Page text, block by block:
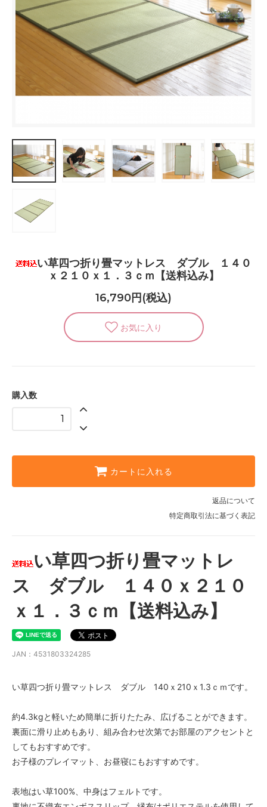
い草四つ折り畳マットレス ダブル １４０
ｘ２１０ｘ１．３ｃｍ【送料込み】
16,790円(税込)
購入数
カートに入れる
返品について
特定商取引法に基づく表記
い草四つ折り畳マットレ
ス ダブル １４０ｘ２１０
ｘ１．３ｃｍ【送料込み】
JAN：4531803324285
い草四つ折り畳マットレス ダブル 140ｘ210ｘ1.3ｃｍです。
約4.3kgと軽いため簡単に折りたたみ、広げることができます。
裏面に滑り止めもあり、組み合わせ次第でお部屋のアクセントと
してもおすすめです。
お子様のプレイマット、お昼寝にもおすすめです。
表地はい草100%、中身はフェルトです。